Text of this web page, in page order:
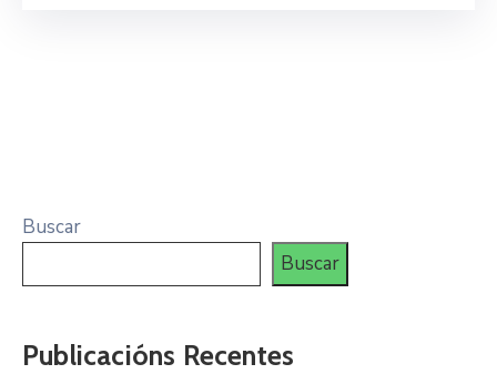
Buscar
Buscar
Publicacións Recentes